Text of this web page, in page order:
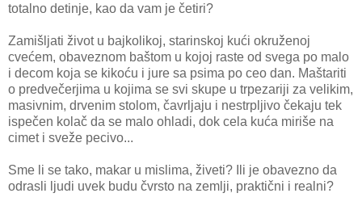
totalno detinje, kao da vam je četiri?
Zamišljati život u bajkolikoj, starinskoj kući okruženoj
cvećem, obaveznom baštom u kojoj raste od svega po malo
i decom koja se kikoću i jure sa psima po ceo dan. Maštariti
o predvečerjima u kojima se svi skupe u trpezariji za velikim,
masivnim, drvenim stolom, čavrljaju i nestrpljivo čekaju tek
ispečen kolač da se malo ohladi, dok cela kuća miriše na
cimet i sveže pecivo...
Sme li se tako, makar u mislima, živeti? Ili je obavezno da
odrasli ljudi uvek budu čvrsto na zemlji, praktični i realni?